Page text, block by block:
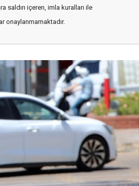
saldırı içeren, imla kuralları ile
onaylanmamaktadır.